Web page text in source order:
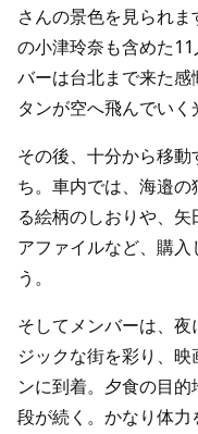
さんの景色を見られ
の小津玲奈も含めた
バーは台北まで来た
タンが空へ飛んでいく
その後、十分から移
ち。車内では、海邉
る絵柄のしおりや、
アファイルなど、購
う。
そしてメンバーは、
ジックな街を彩り、
ンに到着。夕食の目
段が続く。かなり体